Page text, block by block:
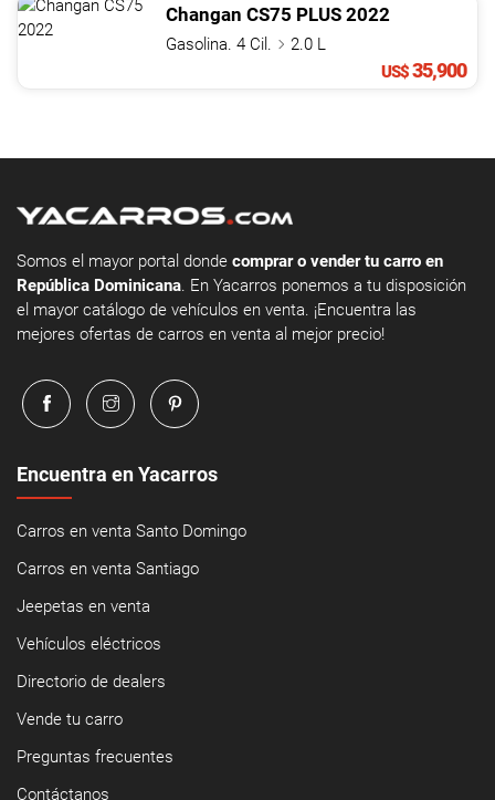
Changan CS75 PLUS 2022
Gasolina. 4 Cil.
2.0 L
US$35,900
Somos el mayor portal donde comprar o vender tu carro en
República Dominicana. En Yacarros ponemos a tu disposición
el mayor catálogo de vehículos en venta. ¡Encuentra las
mejores ofertas de carros en venta al mejor precio!
Encuentra en Yacarros
Carros en venta Santo Domingo
Carros en venta Santiago
Jeepetas en venta
Vehículos eléctricos
Directorio de dealers
Vende tu carro
Preguntas frecuentes
Contáctanos